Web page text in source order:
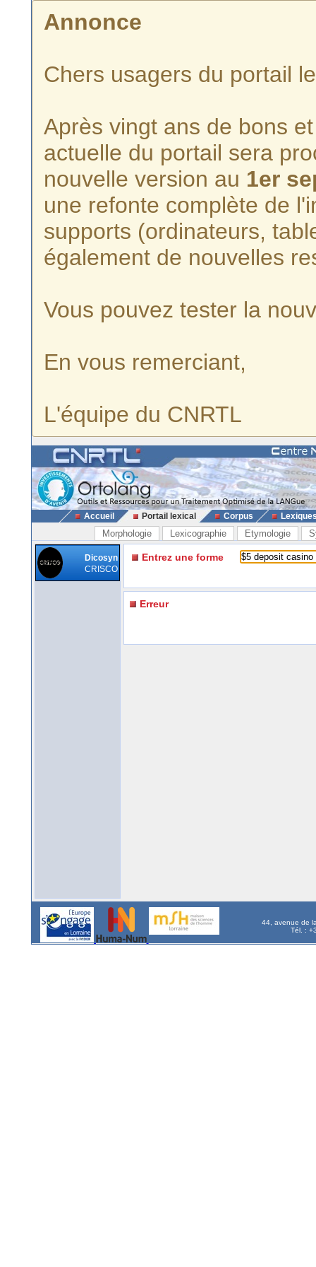
Annonce
Chers usagers du portail
Après vingt ans de bons
actuelle du portail sera
nouvelle version au 1er
une refonte complète de
supports (ordinateurs,
également de nouvelles
Vous pouvez tester la
En vous remerciant,
L'équipe du CNRTL
Accueil Portail lexical Corpus
Morphologie Lexicographie Etymologie
Dicosyn
CRISCO
Entrez une forme
Erreur
44, avenue de
Tél. :